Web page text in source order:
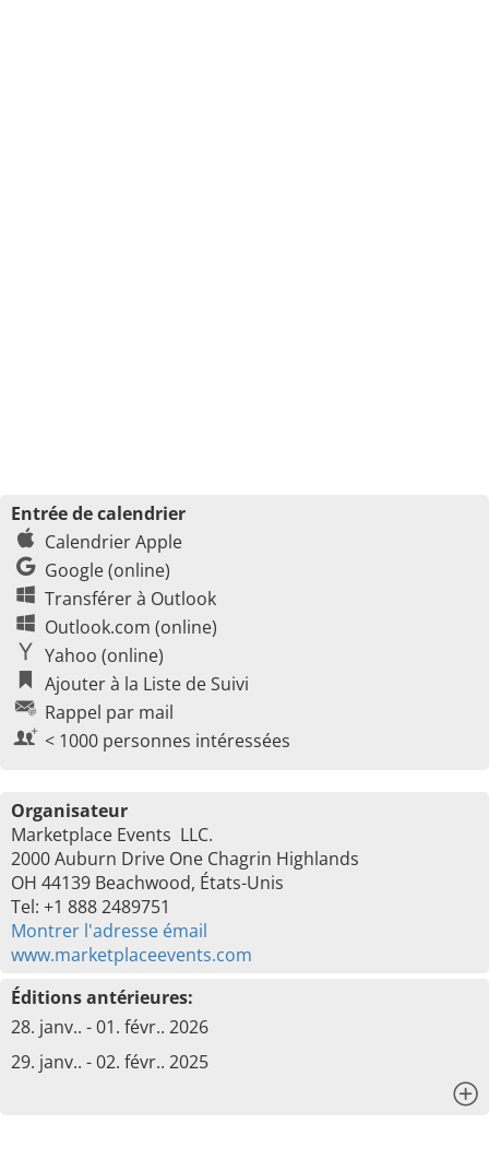
Entrée de calendrier
Calendrier Apple
Google (online)
Transférer à Outlook
Outlook.com (online)
Yahoo (online)
Ajouter à la Liste de Suivi
Rappel par mail
< 1000 personnes intéressées
Organisateur
Marketplace Events LLC.
2000 Auburn Drive One Chagrin Highlands
OH 44139 Beachwood, États-Unis
Tel: +1 888 2489751
Montrer l'adresse émail
www.marketplaceevents.com
Éditions antérieures:
28. janv.. - 01. févr.. 2026
29. janv.. - 02. févr.. 2025